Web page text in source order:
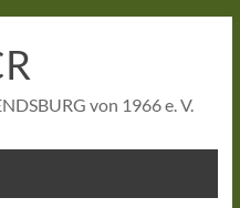
von 1966 e. V.